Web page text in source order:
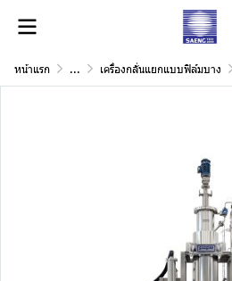
หน้าแรก ... เครื่องกลั่นแยกแบบฟิล์มบาง